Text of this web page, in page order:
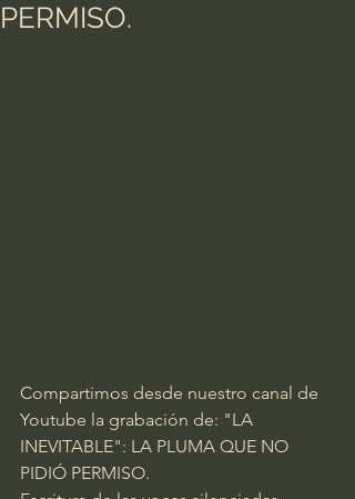
PERMISO.
Compartimos desde nuestro canal de
Youtube la grabación de: "LA
INEVITABLE": LA PLUMA QUE NO
PIDIÓ PERMISO.